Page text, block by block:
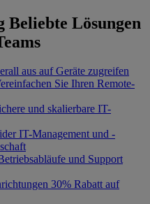
Beliebte Lösungen
aus auf Geräte zugreifen
Sie Ihren Remote-
und skalierbare IT-
IT-Management und -
und Support
30% Rabatt auf